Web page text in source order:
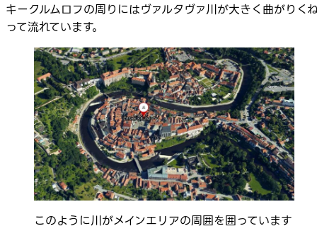
キークルムロフの周りにはヴァルタヴァ川が大きく曲がりく
って流れています。
このように川がメインエリアの周囲を囲っています